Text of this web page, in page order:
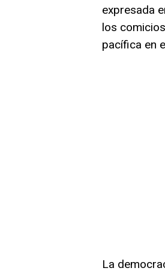
expresada
los
pacífica en
La